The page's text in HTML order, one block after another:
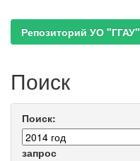
Репозиторий УО "ГГАУ"
Поиск
Поиск:
запрос